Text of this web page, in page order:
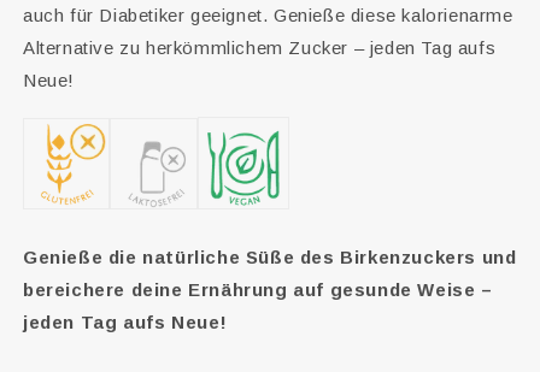
auch für Diabetiker geeignet. Genieße diese kalorienarme
Alternative zu herkömmlichem Zucker – jeden Tag aufs
Neue!
Genieße die natürliche Süße des Birkenzuckers und
bereichere deine Ernährung auf gesunde Weise –
jeden Tag aufs Neue!